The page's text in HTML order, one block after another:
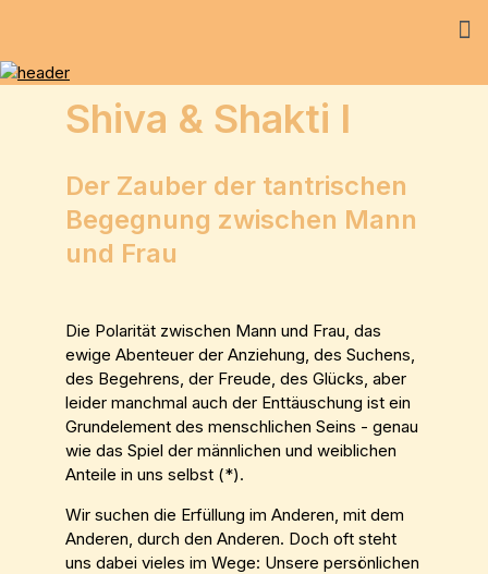
Shiva & Shakti I
Der Zauber der tantrischen
Begegnung zwischen Mann
und Frau
Die Polarität zwischen Mann und Frau, das
ewige Abenteuer der Anziehung, des Suchens,
des Begehrens, der Freude, des Glücks, aber
leider manchmal auch der Enttäuschung ist ein
Grundelement des menschlichen Seins - genau
wie das Spiel der männlichen und weiblichen
Anteile in uns selbst (*).
Wir suchen die Erfüllung im Anderen, mit dem
Anderen, durch den Anderen. Doch oft steht
uns dabei vieles im Wege: Unsere persönlichen